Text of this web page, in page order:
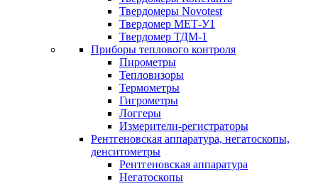
Твердомеры Novotest
Твердомер МЕТ-У1
Твердомер ТДМ-1
Приборы теплового контроля
Пирометры
Тепловизоры
Термометры
Гигрометры
Логгеры
Измерители-регистраторы
Рентгеновская аппаратура, негатоскопы,
денситометры
Рентгеновская аппаратура
Негатоскопы